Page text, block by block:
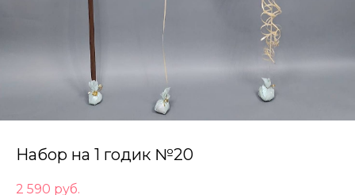
Набор на 1 годик №20
2 590 руб.